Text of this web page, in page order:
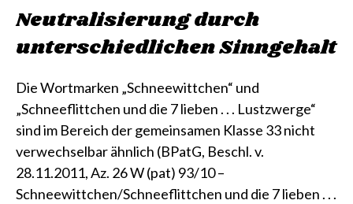
Neutralisierung durch
unterschiedlichen Sinngehalt
Die Wortmarken „Schneewittchen“ und
„Schneeflittchen und die 7 lieben . . . Lustzwerge“
sind im Bereich der gemeinsamen Klasse 33 nicht
verwechselbar ähnlich (BPatG, Beschl. v.
28.11.2011, Az. 26 W (pat) 93/10 –
Schneewittchen/Schneeflittchen und die 7 lieben . . .